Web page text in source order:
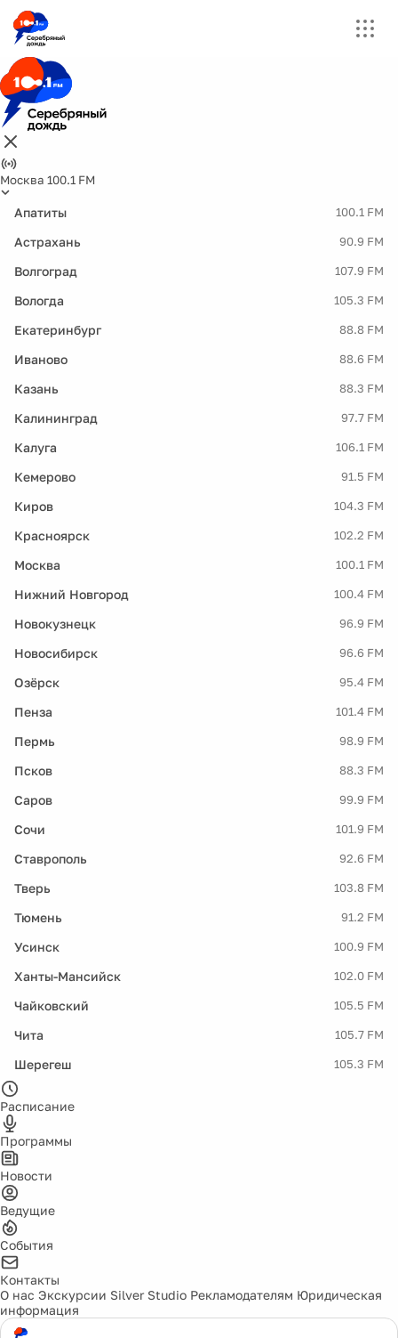
Москва 100.1 FM
Апатиты 100.1 FM
Астрахань 90.9 FM
Волгоград 107.9 FM
Вологда 105.3 FM
Екатеринбург 88.8 FM
Иваново 88.6 FM
Казань 88.3 FM
Калининград 97.7 FM
Калуга 106.1 FM
Кемерово 91.5 FM
Киров 104.3 FM
Красноярск 102.2 FM
Москва 100.1 FM
Нижний Новгород 100.4 FM
Новокузнецк 96.9 FM
Новосибирск 96.6 FM
Озёрск 95.4 FM
Пенза 101.4 FM
Пермь 98.9 FM
Псков 88.3 FM
Саров 99.9 FM
Сочи 101.9 FM
Ставрополь 92.6 FM
Тверь 103.8 FM
Тюмень 91.2 FM
Усинск 100.9 FM
Ханты-Мансийск 102.0 FM
Чайковский 105.5 FM
Чита 105.7 FM
Шерегеш 105.3 FM
Расписание
Программы
Новости
Ведущие
События
Контакты
О нас Экскурсии Silver Studio Рекламодателям Юридическая
информация